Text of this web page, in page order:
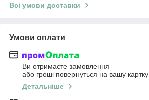
Всі умови доставки
Умови оплати
Ви отримаєте замовлення
або гроші повернуться на вашу картку
Детальніше